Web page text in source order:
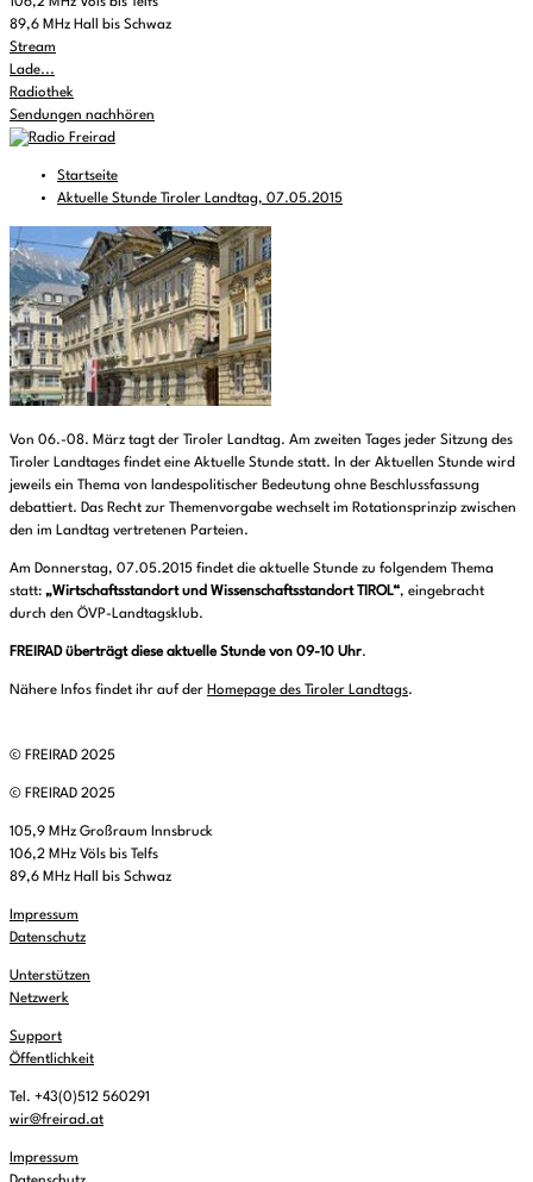
89,6 MHz Hall bis Schwaz
Stream
Lade...
Radiothek
Sendungen nachhören
Startseite
Aktuelle Stunde Tiroler Landtag, 07.05.2015
Von 06.-08. März tagt der Tiroler Landtag. Am zweiten Tages jeder Sitzung des
Tiroler Landtages findet eine Aktuelle Stunde statt. In der Aktuellen Stunde wird
jeweils ein Thema von landespolitischer Bedeutung ohne Beschlussfassung
debattiert. Das Recht zur Themenvorgabe wechselt im Rotationsprinzip zwischen
den im Landtag vertretenen Parteien.
Am Donnerstag, 07.05.2015 findet die aktuelle Stunde zu folgendem Thema
statt: „Wirtschaftsstandort und Wissenschaftsstandort TIROL“, eingebracht
durch den ÖVP-Landtagsklub.
FREIRAD überträgt diese aktuelle Stunde von 09-10 Uhr.
Nähere Infos findet ihr auf der Homepage des Tiroler Landtags.
© FREIRAD 2025
© FREIRAD 2025
105,9 MHz Großraum Innsbruck
106,2 MHz Völs bis Telfs
89,6 MHz Hall bis Schwaz
Impressum
Datenschutz
Unterstützen
Netzwerk
Support
Öffentlichkeit
Tel. +43(0)512 560291
wir@freirad.at
Impressum